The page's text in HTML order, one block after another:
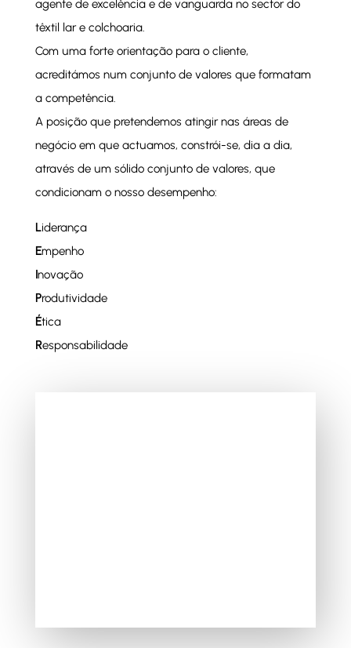
agente de excelência e de vanguarda no sector do
têxtil lar e colchoaria.
Com uma forte orientação para o cliente,
acreditámos num conjunto de valores que formatam
a competência.
A posição que pretendemos atingir nas áreas de
negócio em que actuamos, constrói-se, dia a dia,
através de um sólido conjunto de valores, que
condicionam o nosso desempenho:
Liderança
Empenho
Inovação
Produtividade
Ética
Responsabilidade